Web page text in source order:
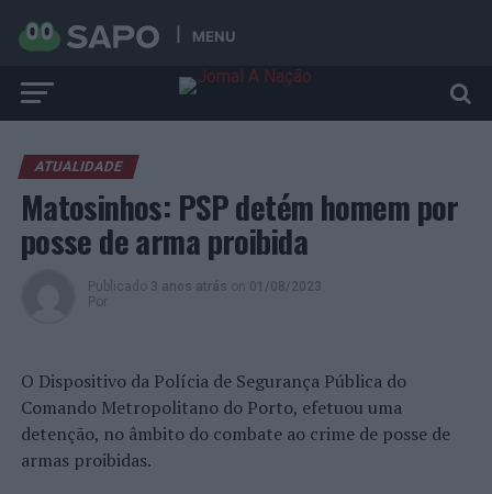
MENU
ATUALIDADE
Matosinhos: PSP detém homem por
posse de arma proibida
Publicado 3 anos atrás on 01/08/2023
Por
O Dispositivo da Polícia de Segurança Pública do
Comando Metropolitano do Porto, efetuou uma
detenção, no âmbito do combate ao crime de posse de
armas proibidas.